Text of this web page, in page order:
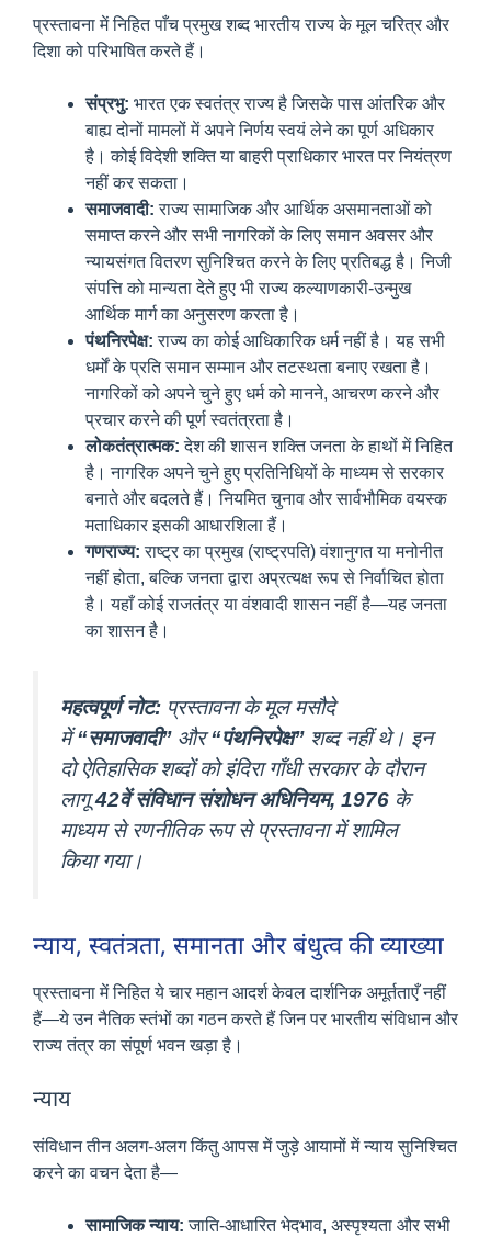
प्रस्तावना में निहित पाँच प्रमुख शब्द भारतीय राज्य के मूल चरित्र और
दिशा को परिभाषित करते हैं।
संप्रभु: भारत एक स्वतंत्र राज्य है जिसके पास आंतरिक और
बाह्य दोनों मामलों में अपने निर्णय स्वयं लेने का पूर्ण अधिकार
है। कोई विदेशी शक्ति या बाहरी प्राधिकार भारत पर नियंत्रण
नहीं कर सकता।
समाजवादी: राज्य सामाजिक और आर्थिक असमानताओं को
समाप्त करने और सभी नागरिकों के लिए समान अवसर और
न्यायसंगत वितरण सुनिश्चित करने के लिए प्रतिबद्ध है। निजी
संपत्ति को मान्यता देते हुए भी राज्य कल्याणकारी-उन्मुख
आर्थिक मार्ग का अनुसरण करता है।
पंथनिरपेक्ष: राज्य का कोई आधिकारिक धर्म नहीं है। यह सभी
धर्मों के प्रति समान सम्मान और तटस्थता बनाए रखता है।
नागरिकों को अपने चुने हुए धर्म को मानने, आचरण करने और
प्रचार करने की पूर्ण स्वतंत्रता है।
लोकतंत्रात्मक: देश की शासन शक्ति जनता के हाथों में निहित
है। नागरिक अपने चुने हुए प्रतिनिधियों के माध्यम से सरकार
बनाते और बदलते हैं। नियमित चुनाव और सार्वभौमिक वयस्क
मताधिकार इसकी आधारशिला हैं।
गणराज्य: राष्ट्र का प्रमुख (राष्ट्रपति) वंशानुगत या मनोनीत
नहीं होता, बल्कि जनता द्वारा अप्रत्यक्ष रूप से निर्वाचित होता
है। यहाँ कोई राजतंत्र या वंशवादी शासन नहीं है—यह जनता
का शासन है।
महत्वपूर्ण नोट: प्रस्तावना के मूल मसौदे
में“समाजवादी” और“पंथनिरपेक्ष” शब्द नहीं थे। इन
दो ऐतिहासिक शब्दों को इंदिरा गाँधी सरकार के दौरान
लागू42वें संविधान संशोधन अधिनियम, 1976 के
माध्यम से रणनीतिक रूप से प्रस्तावना में शामिल
किया गया।
न्याय, स्वतंत्रता, समानता और बंधुत्व की व्याख्या
प्रस्तावना में निहित ये चार महान आदर्श केवल दार्शनिक अमूर्तताएँ नहीं
हैं—ये उन नैतिक स्तंभों का गठन करते हैं जिन पर भारतीय संविधान और
राज्य तंत्र का संपूर्ण भवन खड़ा है।
न्याय
संविधान तीन अलग-अलग किंतु आपस में जुड़े आयामों में न्याय सुनिश्चित
करने का वचन देता है—
सामाजिक न्याय: जाति-आधारित भेदभाव, अस्पृश्यता और सभी